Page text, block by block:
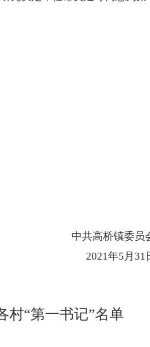
高桥镇委员
2021年5 月 31
村“第一书记”名单